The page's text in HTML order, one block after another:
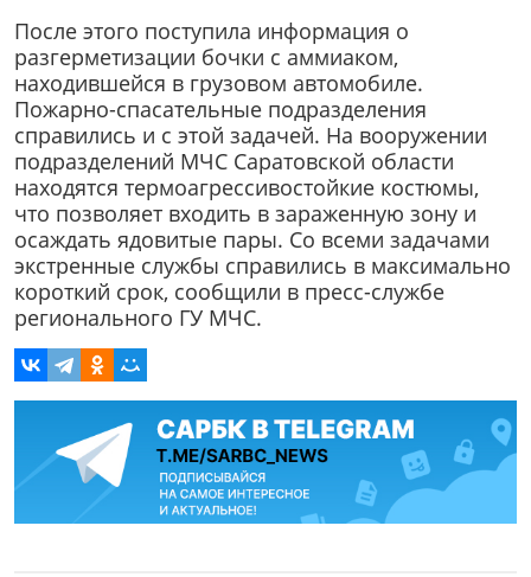
После этого поступила информация о
разгерметизации бочки с аммиаком,
находившейся в грузовом автомобиле.
Пожарно-спасательные подразделения
справились и с этой задачей. На вооружении
подразделений МЧС Саратовской области
находятся термоагрессивостойкие костюмы,
что позволяет входить в зараженную зону и
осаждать ядовитые пары. Со всеми задачами
экстренные службы справились в максимально
короткий срок, сообщили в пресс-службе
регионального ГУ МЧС.